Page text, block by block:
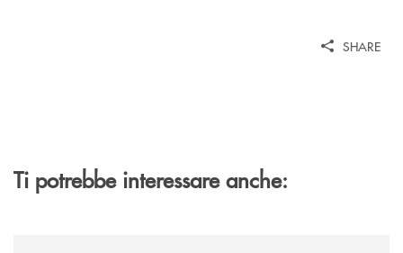
SHARE
Ti potrebbe interessare anche: